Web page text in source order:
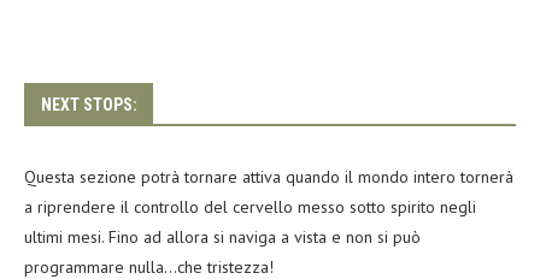
NEXT STOPS:
Questa sezione potrà tornare attiva quando il mondo intero tornerà
a riprendere il controllo del cervello messo sotto spirito negli
ultimi mesi. Fino ad allora si naviga a vista e non si può
programmare nulla…che tristezza!